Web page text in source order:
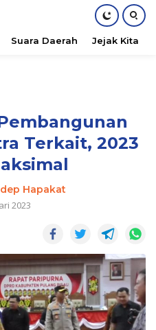
Suara Daerah Jejak Kita
Terkait, 2023
Hapakat
2023